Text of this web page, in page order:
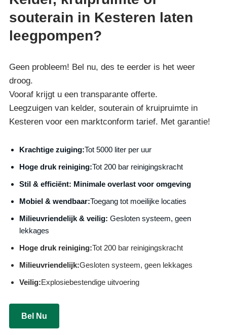
souterain in Kesteren laten
leegpompen?
Geen probleem! Bel nu, des te eerder is het weer
droog.
Vooraf krijgt u een transparante offerte.
Leegzuigen van kelder, souterain of kruipruimte in
Kesteren voor een marktconform tarief. Met garantie!
Krachtige zuiging:Tot 5000 liter per uur
Hoge druk reiniging:Tot 200 bar reinigingskracht
Stil & efficiënt: Minimale overlast voor omgeving
Mobiel & wendbaar:Toegang tot moeilijke locaties
Milieuvriendelijk & veilig: Gesloten systeem, geen
lekkages
Hoge druk reiniging:Tot 200 bar reinigingskracht
Milieuvriendelijk:Gesloten systeem, geen lekkages
Veilig:Explosiebestendige uitvoering
Bel Nu